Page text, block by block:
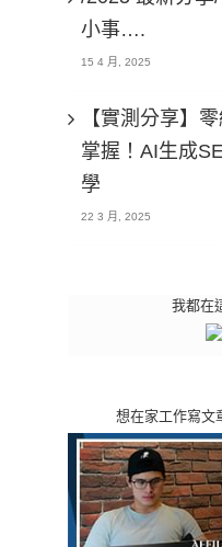
小事….
15 4 月, 2025
【實測分享】
掌握！AI生成
學
22 3 月, 2025
我都在
想在家工作寫文